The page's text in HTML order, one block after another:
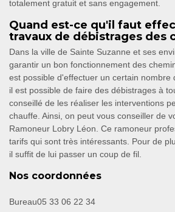
totalement gratuit et sans engagement.
Quand est-ce qu'il faut
travaux de débistrages des
Dans la ville de Sainte Suzanne et ses
garantir un bon fonctionnement des
est possible d'effectuer un certain nombre
il est possible de faire des débistrages à
conseillé de les réaliser les interventions
chauffe. Ainsi, on peut vous conseiller de
Ramoneur Lobry Léon. Ce ramoneur
tarifs qui sont très intéressants. Pour de
il suffit de lui passer un coup de fil.
Nos coordonnées
Bureau05 33 06 22 34